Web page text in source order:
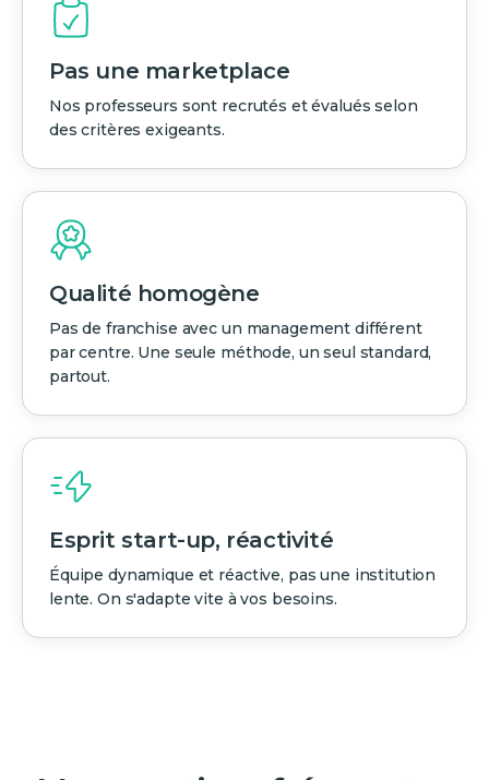
Pas une marketplace
Nos professeurs sont recrutés et évalués selon
des critères exigeants.
Qualité homogène
Pas de franchise avec un management différent
par centre. Une seule méthode, un seul standard,
partout.
Esprit start-up, réactivité
Équipe dynamique et réactive, pas une institution
lente. On s'adapte vite à vos besoins.